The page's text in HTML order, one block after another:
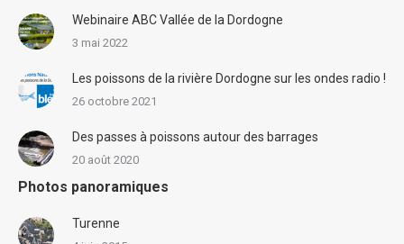
Webinaire ABC Vallée de la Dordogne
3 mai 2022
Les poissons de la rivière Dordogne sur les ondes radio !
26 octobre 2021
Des passes à poissons autour des barrages
20 août 2020
Photos panoramiques
Turenne